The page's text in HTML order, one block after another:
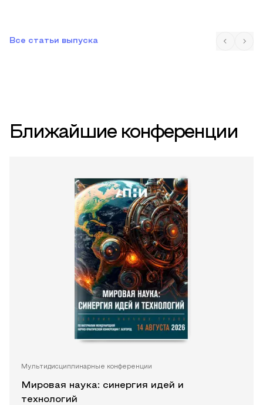
Все статьи выпуска
Ближайшие конференции
Мультидисциплинарные конференции
Мировая наука: синергия идей и
технологий